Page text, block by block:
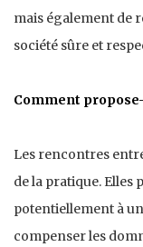
mais également de
société sûre et
Comment
Les rencontres
de la pratique. Elles
potentiellement à
compenser les